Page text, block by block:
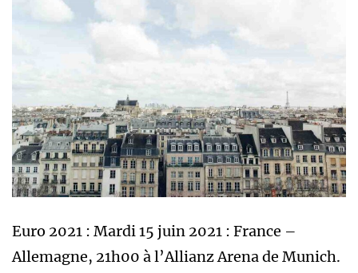
Euro 2021 : Mardi 15 juin 2021 : France –
Allemagne, 21h00 à l’Allianz Arena de Munich.